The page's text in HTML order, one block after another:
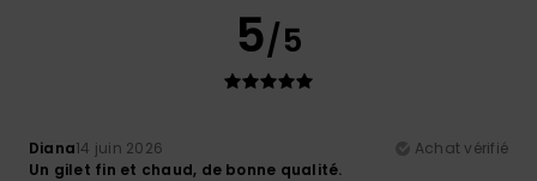
5/5
Diana14 juin 2026
Achat vérifié
Un gilet fin et chaud, de bonne qualité.